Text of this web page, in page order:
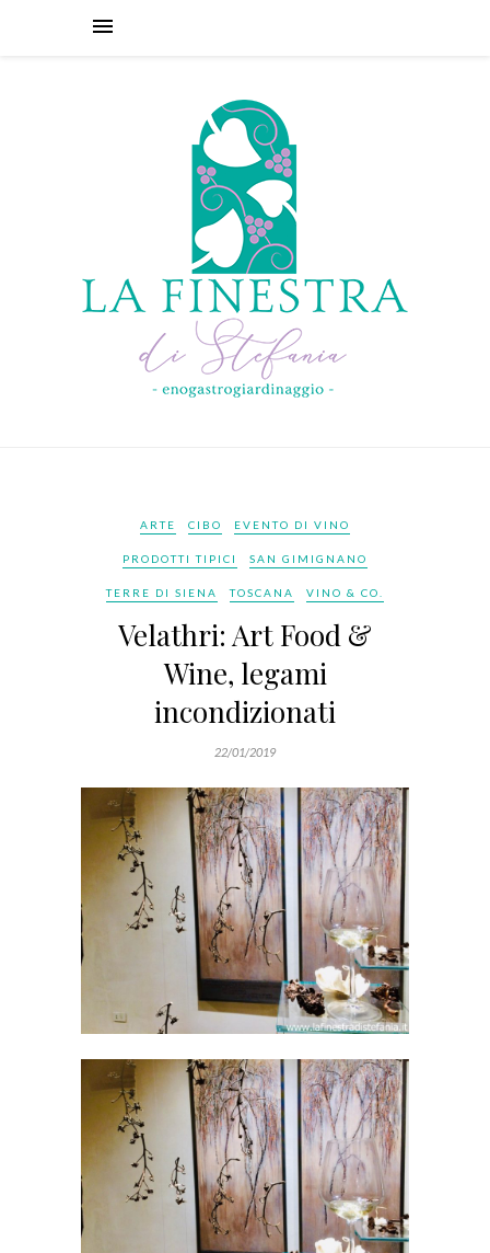
ARTE CIBO EVENTO DI VINO
PRODOTTI TIPICI SAN GIMIGNANO
TERRE DI SIENA TOSCANA VINO & CO.
Velathri: Art Food &
Wine, legami
incondizionati
22/01/2019